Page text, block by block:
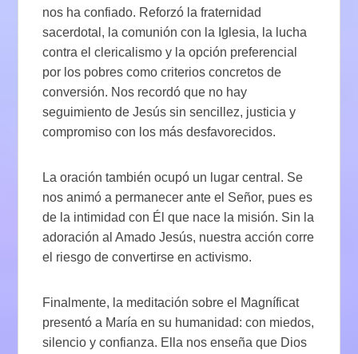
nos ha confiado. Reforzó la fraternidad
sacerdotal, la comunión con la Iglesia, la lucha
contra el clericalismo y la opción preferencial
por los pobres como criterios concretos de
conversión. Nos recordó que no hay
seguimiento de Jesús sin sencillez, justicia y
compromiso con los más desfavorecidos.
La oración también ocupó un lugar central. Se
nos animó a permanecer ante el Señor, pues es
de la intimidad con Él que nace la misión. Sin la
adoración al Amado Jesús, nuestra acción corre
el riesgo de convertirse en activismo.
Finalmente, la meditación sobre el Magníficat
presentó a María en su humanidad: con miedos,
silencio y confianza. Ella nos enseña que Dios